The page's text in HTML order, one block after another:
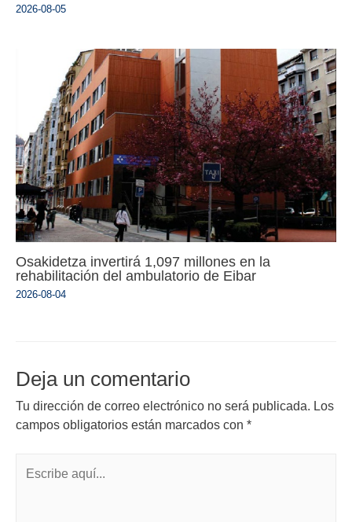
2026-08-05
Osakidetza invertirá 1,097 millones en la
rehabilitación del ambulatorio de Eibar
2026-08-04
Deja un comentario
Tu dirección de correo electrónico no será publicada. Los
campos obligatorios están marcados con *